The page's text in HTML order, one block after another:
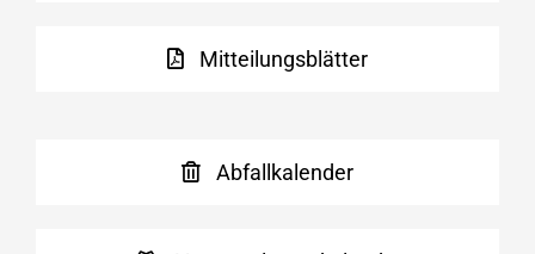
Mitteilungsblätter
Abfallkalender